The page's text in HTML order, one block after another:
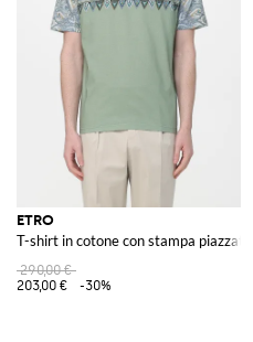
ETRO
T-shirt in cotone con stampa piazzata
290,00 €
203,00 €
-30%